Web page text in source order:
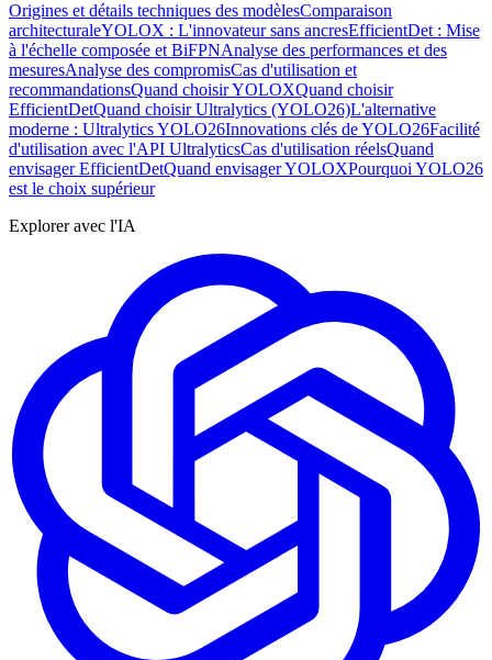
Origines et détails techniques des modèlesComparaison
architecturaleYOLOX : L'innovateur sans ancresEfficientDet : Mise
à l'échelle composée et BiFPNAnalyse des performances et des
mesuresAnalyse des compromisCas d'utilisation et
recommandationsQuand choisir YOLOXQuand choisir
EfficientDetQuand choisir Ultralytics (YOLO26)L'alternative
moderne : Ultralytics YOLO26Innovations clés de YOLO26Facilité
d'utilisation avec l'API UltralyticsCas d'utilisation réelsQuand
envisager EfficientDetQuand envisager YOLOXPourquoi YOLO26
est le choix supérieur
Explorer avec l'IA